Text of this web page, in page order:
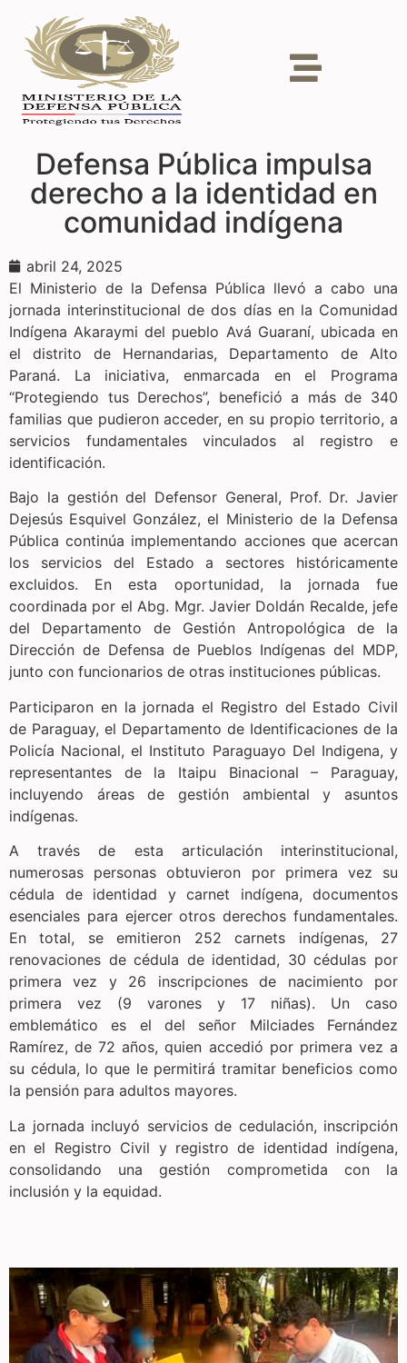
Defensa Pública impulsa
derecho a la identidad en
comunidad indígena
abril 24, 2025
El Ministerio de la Defensa Pública llevó a cabo una
jornada interinstitucional de dos días en la Comunidad
Indígena Akaraymi del pueblo Avá Guaraní, ubicada en
el distrito de Hernandarias, Departamento de Alto
Paraná. La iniciativa, enmarcada en el Programa
“Protegiendo tus Derechos”, benefició a más de 340
familias que pudieron acceder, en su propio territorio, a
servicios fundamentales vinculados al registro e
identificación.
Bajo la gestión del Defensor General, Prof. Dr. Javier
Dejesús Esquivel González, el Ministerio de la Defensa
Pública continúa implementando acciones que acercan
los servicios del Estado a sectores históricamente
excluidos. En esta oportunidad, la jornada fue
coordinada por el Abg. Mgr. Javier Doldán Recalde, jefe
del Departamento de Gestión Antropológica de la
Dirección de Defensa de Pueblos Indígenas del MDP,
junto con funcionarios de otras instituciones públicas.
Participaron en la jornada el Registro del Estado Civil
de Paraguay, el Departamento de Identificaciones de la
Policía Nacional, el Instituto Paraguayo Del Indigena, y
representantes de la Itaipu Binacional – Paraguay,
incluyendo áreas de gestión ambiental y asuntos
indígenas.
A través de esta articulación interinstitucional,
numerosas personas obtuvieron por primera vez su
cédula de identidad y carnet indígena, documentos
esenciales para ejercer otros derechos fundamentales.
En total, se emitieron 252 carnets indígenas, 27
renovaciones de cédula de identidad, 30 cédulas por
primera vez y 26 inscripciones de nacimiento por
primera vez (9 varones y 17 niñas). Un caso
emblemático es el del señor Milciades Fernández
Ramírez, de 72 años, quien accedió por primera vez a
su cédula, lo que le permitirá tramitar beneficios como
la pensión para adultos mayores.
La jornada incluyó servicios de cedulación, inscripción
en el Registro Civil y registro de identidad indígena,
consolidando una gestión comprometida con la
inclusión y la equidad.